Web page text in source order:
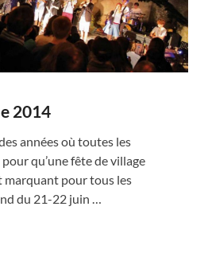
2014
années où toutes les
qu’une fête de village
marquant pour tous les
du 21-22 juin …